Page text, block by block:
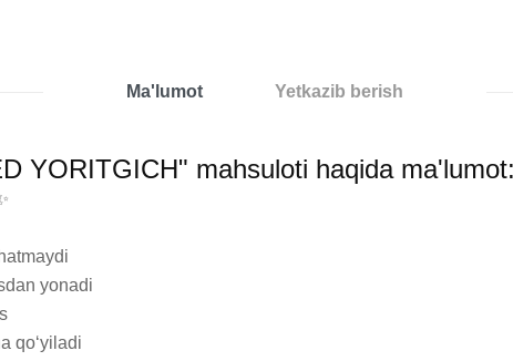
Ma'lumot Yetkazib berish
YORITGICH" mahsuloti haqida
yonadi
qo‘yiladi